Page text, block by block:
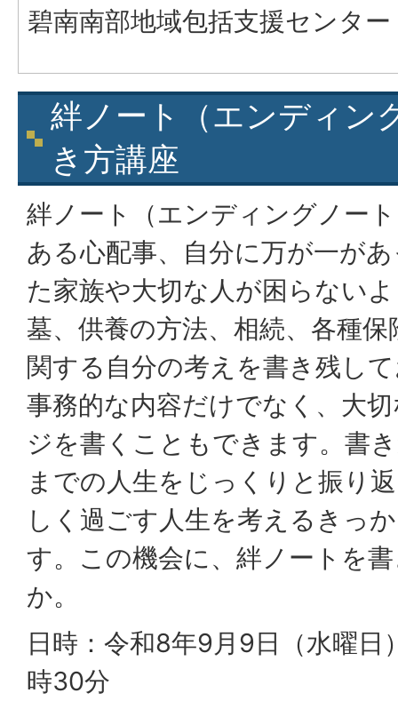
碧南南部地域包括支援センター
絆ノート（エンディン
き方講座
絆ノート（エンディングノー
ある心配事、自分に万が一が
た家族や大切な人が困らない
墓、供養の方法、相続、各種
関する自分の考えを書き残し
事務的な内容だけでなく、大
ジを書くこともできます。書
までの人生をじっくりと振り
しく過ごす人生を考えるきっ
す。この機会に、絆ノートを
か。
日時：令和8年9月9日（水曜日
時30分